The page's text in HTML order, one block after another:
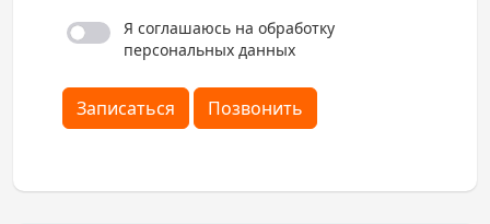
Я соглашаюсь на обработку
персональных данных
Записаться Позвонить